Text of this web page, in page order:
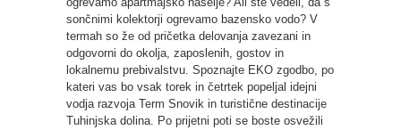
sončnimi kolektorji ogrevamo bazensko vodo? V
termah so že od pričetka delovanja zavezani in
odgovorni do okolja, zaposlenih, gostov in
lokalnemu prebivalstvu. Spoznajte EKO zgodbo, po
kateri vas bo vsak torek in četrtek popeljal idejni
vodja razvoja Term Snovik in turistične destinacije
Tuhinjska dolina. Po prijetni poti se boste osvežili